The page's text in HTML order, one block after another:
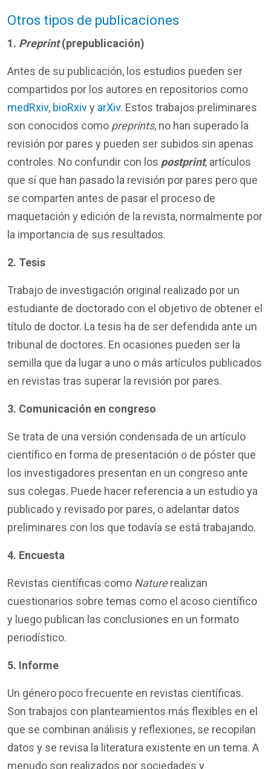
Otros tipos de publicaciones
1. Preprint(prepublicación)
Antes de su publicación, los estudios pueden ser
compartidos por los autores en repositorios como
medRxiv, bioRxivy arXiv. Estos trabajos preliminares
son conocidos como preprints, no han superado la
revisión por pares y pueden ser subidos sin apenas
controles. No confundir con los postprint, artículos
que sí que han pasado la revisión por pares pero que
se comparten antes de pasar el proceso de
maquetación y edición de la revista, normalmente por
la importancia de sus resultados.
2. Tesis
Trabajo de investigación original realizado por un
estudiante de doctorado con el objetivo de obtener el
título de doctor. La tesis ha de ser defendida ante un
tribunal de doctores. En ocasiones pueden ser la
semilla que da lugar a uno o más artículos publicados
en revistas tras superar la revisión por pares.
3. Comunicación en congreso
Se trata de una versión condensada de un artículo
científico en forma de presentación o de póster que
los investigadores presentan en un congreso ante
sus colegas. Puede hacer referencia a un estudio ya
publicado y revisado por pares, o adelantar datos
preliminares con los que todavía se está trabajando.
4. Encuesta
Revistas científicas como Naturerealizan
cuestionarios sobre temas como el acoso científico
y luego publican las conclusiones en un formato
periodístico.
5. Informe
Un género poco frecuente en revistas científicas.
Son trabajos con planteamientos más flexibles en el
que se combinan análisis y reflexiones, se recopilan
datos y se revisa la literatura existente en un tema. A
menudo son realizados por sociedades y